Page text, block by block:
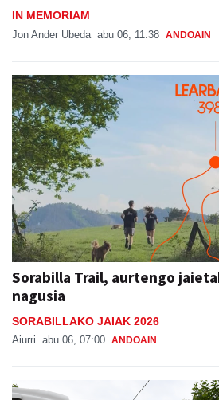
IN MEMORIAM
Jon Ander Ubeda abu 06, 11:38 ANDOAIN
Sorabilla Trail, aurtengo
nagusia
SORABILLAKO JAIAK 2026
Aiurri abu 06, 07:00 ANDOAIN